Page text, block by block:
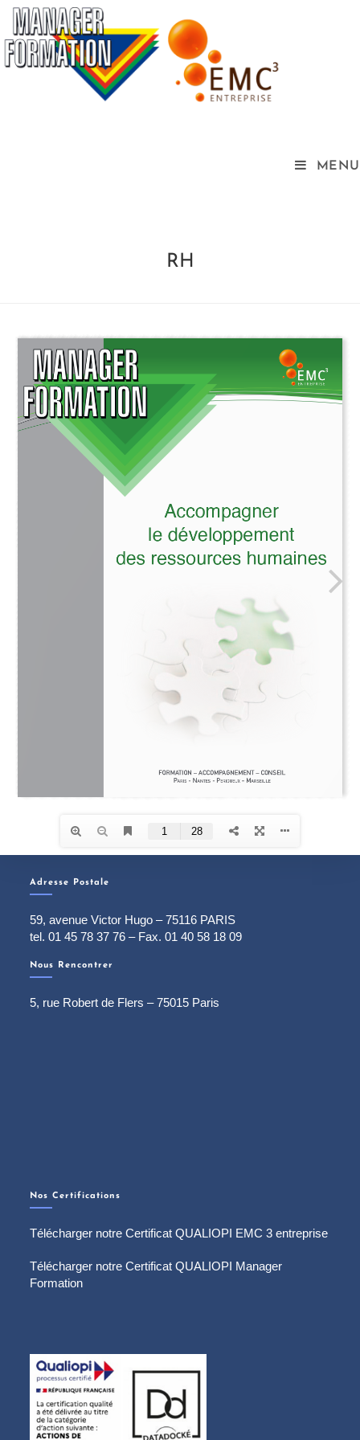
MENU
RH
Adresse Postale
59, avenue Victor Hugo – 75116 PARIS
tel. 01 45 78 37 76 – Fax. 01 40 58 18 09
Nous Rencontrer
5, rue Robert de Flers – 75015 Paris
Nos Certifications
Télécharger notre Certificat QUALIOPI EMC 3 entreprise
Télécharger notre Certificat QUALIOPI Manager
Formation